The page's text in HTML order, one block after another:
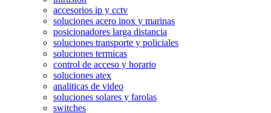
accesorios ip y cctv
soluciones acero inox y marinas
posicionadores larga distancia
soluciones transporte y policiales
soluciones termicas
control de acceso y horario
soluciones atex
analiticas de video
soluciones solares y farolas
switches